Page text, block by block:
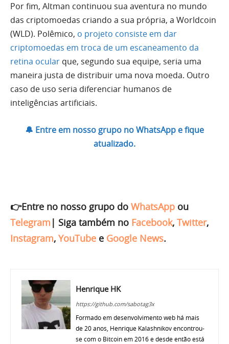
Por fim, Altman continuou sua aventura no mundo
das criptomoedas criando a sua própria, a Worldcoin
(WLD). Polêmico, o projeto consiste em dar
criptomoedas em troca de um escaneamento da
retina ocular que, segundo sua equipe, seria uma
maneira justa de distribuir uma nova moeda. Outro
caso de uso seria diferenciar humanos de
inteligências artificiais.
🔔 Entre em nosso grupo no WhatsApp e fique
atualizado.
👉Entre no nosso grupo do WhatsApp ou
Telegram | Siga também no Facebook, Twitter,
Instagram, YouTube e Google News.
Henrique HK
https://github.com/sabotag3x
Formado em desenvolvimento web há mais
de 20 anos, Henrique Kalashnikov encontrou-
se com o Bitcoin em 2016 e desde então está